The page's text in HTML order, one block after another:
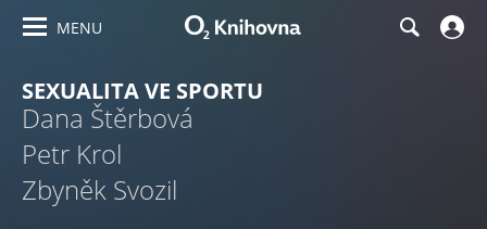
MENU
SEXUALITA VE SPORTU
Dana Štěrbová
Petr Krol
Zbyněk Svozil